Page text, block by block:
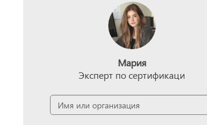
Мария
Эксперт по сертификаци